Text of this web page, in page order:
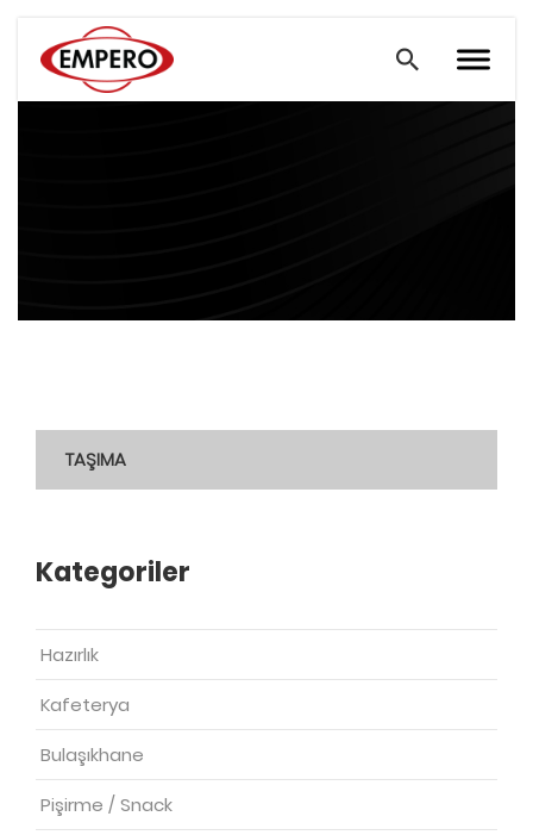
TAŞIMA
Kategoriler
Hazırlık
Kafeterya
Bulaşıkhane
Pişirme / Snack